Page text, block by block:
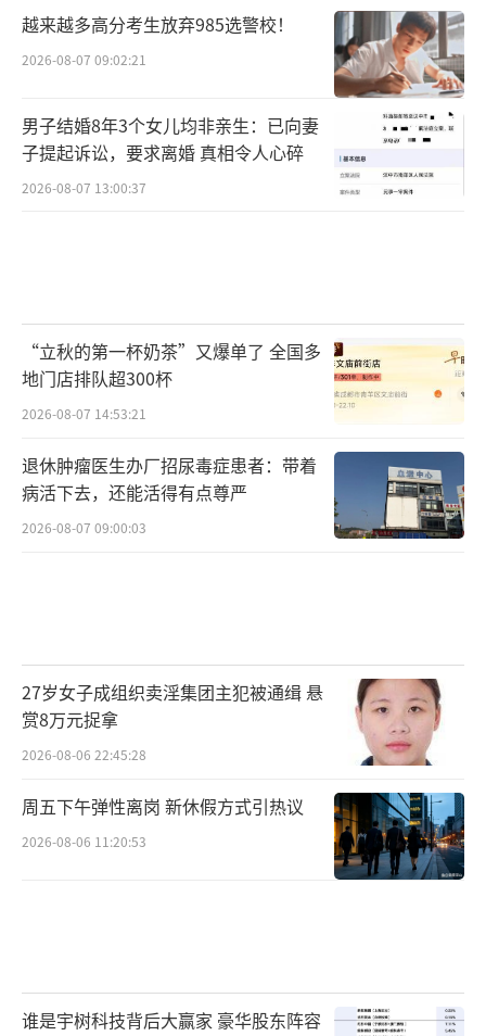
越来越多高分考生放弃985选警校！
2026-08-07 09:02:21
男子结婚8年3个女儿均非亲生：已向妻
子提起诉讼，要求离婚 真相令人心碎
2026-08-07 13:00:37
“立秋的第一杯奶茶”又爆单了 全国多
地门店排队超300杯
2026-08-07 14:53:21
退休肿瘤医生办厂招尿毒症患者：带着
病活下去，还能活得有点尊严
2026-08-07 09:00:03
27岁女子成组织卖淫集团主犯被通缉 悬
赏8万元捉拿
2026-08-06 22:45:28
周五下午弹性离岗 新休假方式引热议
2026-08-06 11:20:53
谁是宇树科技背后大赢家 豪华股东阵容